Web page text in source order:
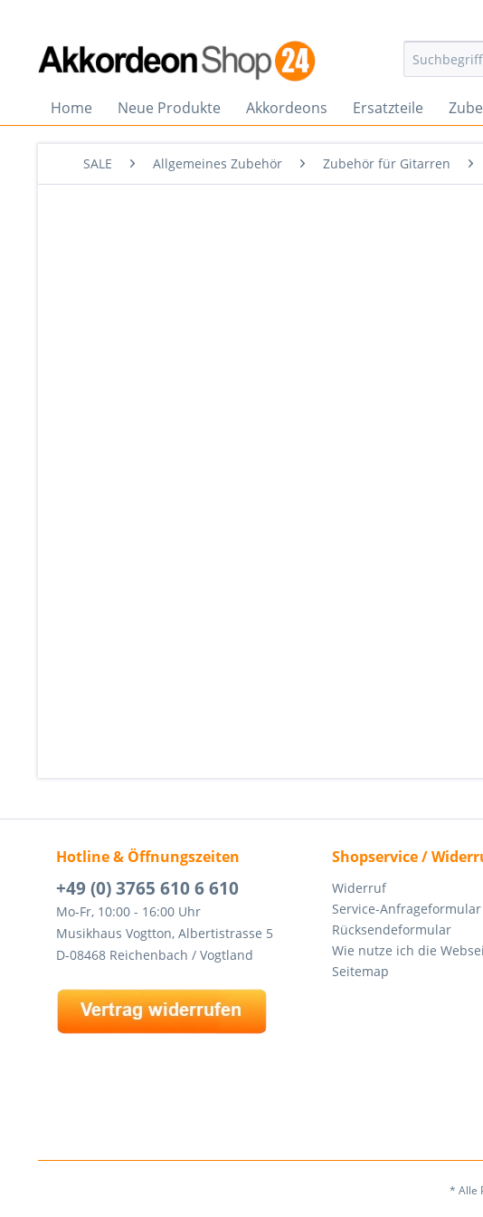
Home Neue Produkte Akkordeons Ersatzteile
SALE Allgemeines Zubehör Zubehör für Gitarren
Hotline & Öffnungszeiten
+49 (0) 3765 610 6 610
Mo-Fr, 10:00 - 16:00 Uhr
Musikhaus Vogtton, Albertistrasse 5
D-08468 Reichenbach / Vogtland
Shopservice /
Widerruf
Service-Anfrageformular
Rücksendeformular
Wie nutze ich die
Seitemap
* Alle